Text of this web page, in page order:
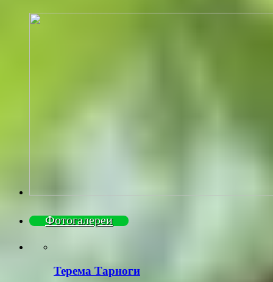
Фотогалереи
Терема Тарноги